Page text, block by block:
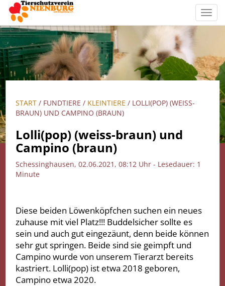
START / FUNDTIERE / KLEINTIERE / LOLLI(POP) (WEISS-
BRAUN) UND CAMPINO (BRAUN)
Lolli(pop) (weiss-braun) und
Campino (braun)
Schessinghausen, 02.06.2021, 08:12 Uhr - Lesedauer: 1
Minute
Diese beiden Löwenköpfchen suchen ein neues
zuhause mit viel Platz!!! Buddelsicher sollte es
sein und auch gut eingezäunt, denn beide können
sehr gut springen. Beide sind sie geimpft und
Campino wurde von unserem Tierarzt bereits
kastriert. Lolli(pop) ist etwa 2018 geboren,
Campino etwa 2020.